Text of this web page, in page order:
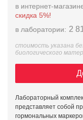
в интернет-
скидка 5%!
в лаборатории: 2
стоимость указана
биологического
Лабораторный
представляет собой
гормональных